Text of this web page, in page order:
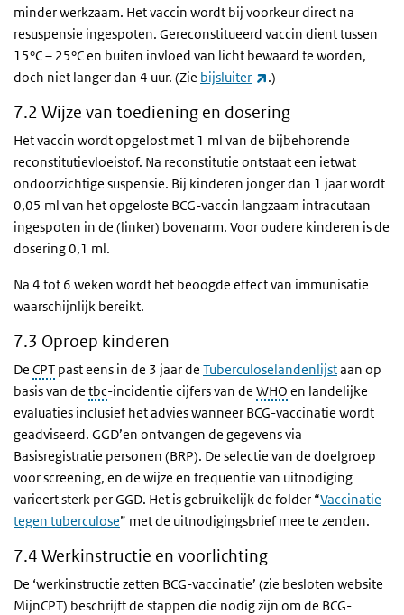
minder werkzaam. Het vaccin wordt bij voorkeur direct na
resuspensie ingespoten. Gereconstitueerd vaccin dient tussen
15°C – 25°C en buiten invloed van licht bewaard te worden,
doch niet langer dan 4 uur. (Zie bijsluiter (externe link)
.)
7.2 Wijze van toediening en dosering
Het vaccin wordt opgelost met 1 ml van de bijbehorende
reconstitutievloeistof. Na reconstitutie ontstaat een ietwat
ondoorzichtige suspensie. Bij kinderen jonger dan 1 jaar wordt
0,05 ml van het opgeloste BCG-vaccin langzaam intracutaan
ingespoten in de (linker) bovenarm. Voor oudere kinderen is de
dosering 0,1 ml.
Na 4 tot 6 weken wordt het beoogde effect van immunisatie
waarschijnlijk bereikt.
7.3 Oproep kinderen
De CPT past eens in de 3 jaar de Tuberculoselandenlijstaan op
basis van de tbc-incidentie cijfers van de WHO en landelijke
evaluaties inclusief het advies wanneer BCG-vaccinatie wordt
geadviseerd. GGD’en ontvangen de gegevens via
Basisregistratie personen (BRP). De selectie van de doelgroep
voor screening, en de wijze en frequentie van uitnodiging
varieert sterk per GGD. Het is gebruikelijk de folder “Vaccinatie
tegen tuberculose” met de uitnodigingsbrief mee te zenden.
7.4 Werkinstructie en voorlichting
De ‘werkinstructie zetten BCG-vaccinatie’ (zie besloten website
MijnCPT) beschrijft de stappen die nodig zijn om de BCG-